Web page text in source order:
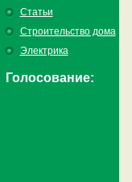
Статьи
Строительство дома
Электрика
Голосование: